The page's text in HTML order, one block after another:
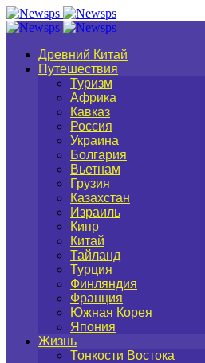
Древний Китай
Путешествия
Туризм
Африка
Кавказ
Россия
Украина
Болгария
Вьетнам
Грузия
Казахстан
Израиль
Кипр
Китай
Тайланд
Турция
Финляндия
Франция
Южная Корея
Япония
Жизнь
Тонкости Востока